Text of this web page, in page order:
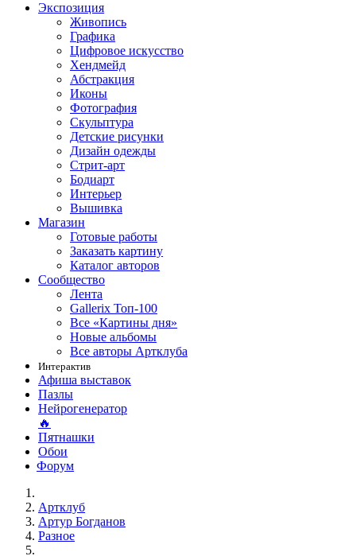
Экспозиция
Живопись
Графика
Цифровое искусство
Хендмейд
Абстракция
Иконы
Фотография
Скульптура
Детские рисунки
Дизайн одежды
Стрит-арт
Бодиарт
Интерьер
Вышивка
Магазин
Готовые работы
Заказать картину
Каталог авторов
Сообщество
Лента
Gallerix Топ-100
Все «Картины дня»
Новые альбомы
Все авторы Артклуба
Интерактив
Афиша выставок
Пазлы
Нейрогенератор
🔥
Пятнашки
Обои
Форум
Артклуб
Артур Богданов
Разное